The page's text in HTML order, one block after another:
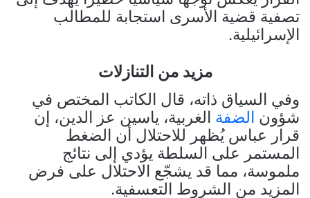
تصفية قضية الأسرى استجابة للمطالب
الإسرائيلية.
مزيد من التنازلات
وفي السياق ذاته، قال الكاتب المختص في
شؤون الضفة الغربية، ياسين عز الدين، إن
قرار عباس يُظهر للاحتلال أن الضغط
المستمر على السلطة يؤدي إلى نتائج
ملموسة، مما قد يشجّع الاحتلال على فرض
المزيد من الشروط التعسفية.